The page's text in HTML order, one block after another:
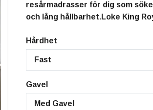
resårmadrasser för dig som
och lång hållbarhet.Loke King
Hårdhet
Fast
Gavel
Med Gavel